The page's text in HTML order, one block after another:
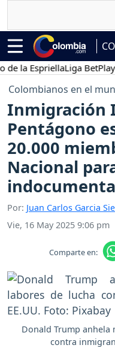
EspriellaLiga BetPlay
Colombianos en el
Inmigración
Pentágono
20.000
Nacional
Por: Juan Carlos Garcia
Vie, 16 May 2025 9:06 pm
Comparte en:
Donald Trump anhela
contra